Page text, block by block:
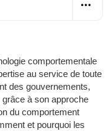
comportementale
au service de toute
des gouvernements,
à son approche
du comportement
et pourquoi les